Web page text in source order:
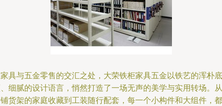
具与五金零售的交汇之处，大荣铁柜家具五金以铁艺的浑朴底
细腻的设计语言，悄然打造了一场无声的美学与实用转场。从
货架的家庭收藏到工装随行配套，每一个小构件和大组件，都